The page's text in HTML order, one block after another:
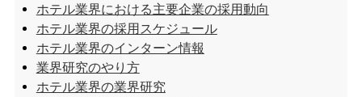
ホテル業界における主要企業の採用動向
ホテル業界の採用スケジュール
ホテル業界のインターン情報
業界研究のやり方
ホテル業界の業界研究